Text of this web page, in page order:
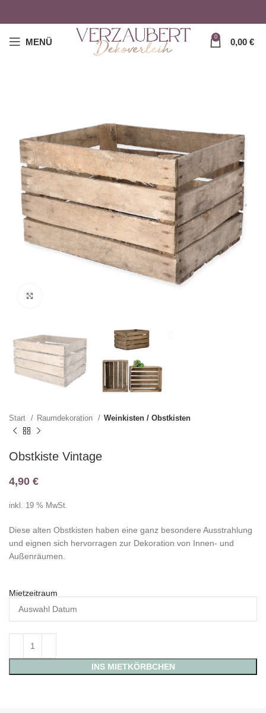
MENÜ 0 0,00 €
Start Raumdekoration Weinkisten / Obstkisten
Obstkiste Vintage
4,90 €
inkl. 19 % MwSt.
Diese alten Obstkisten haben eine ganz besondere Ausstrahlung
und eignen sich hervorragen zur Dekoration von Innen- und
Außenräumen.
Mietzeitraum
INS MIETKÖRBCHEN